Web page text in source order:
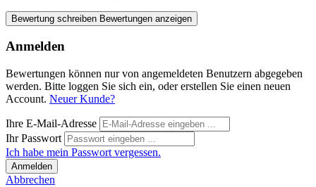
Bewertung schreiben Bewertungen anzeigen
Anmelden
Bewertungen können nur von angemeldeten Benutzern abgegeben
werden. Bitte loggen Sie sich ein, oder erstellen Sie einen neuen
Account. Neuer Kunde?
Ihre E-Mail-Adresse
Ihr Passwort
Ich habe mein Passwort vergessen.
Anmelden
Abbrechen